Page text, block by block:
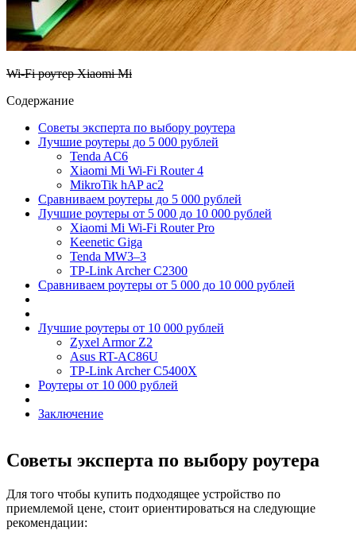
Wi-Fi роутер Xiaomi Mi
Содержание
Советы эксперта по выбору роутера
Лучшие роутеры до 5 000 рублей
Tenda AC6
Xiaomi Mi Wi-Fi Router 4
MikroTik hAP ac2
Сравниваем роутеры до 5 000 рублей
Лучшие роутеры от 5 000 до 10 000 рублей
Xiaomi Mi Wi-Fi Router Pro
Keenetic Giga
Tenda MW3–3
TP-Link Archer C2300
Сравниваем роутеры от 5 000 до 10 000 рублей
Лучшие роутеры от 10 000 рублей
Zyxel Armor Z2
Asus RT-AC86U
TP-Link Archer C5400X
Роутеры от 10 000 рублей
Заключение
Советы эксперта по выбору роутера
Для того чтобы купить подходящее устройство по
приемлемой цене, стоит ориентироваться на следующие
рекомендации: